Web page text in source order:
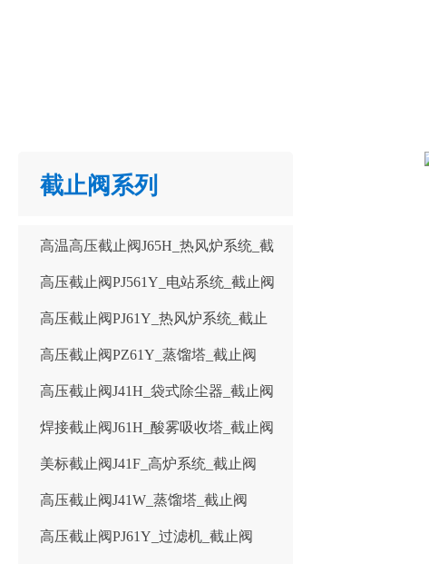
截止阀系列
高温高压截止阀J65H_热风炉系统_截
止阀
高压截止阀PJ561Y_电站系统_截止阀
高压截止阀PJ61Y_热风炉系统_截止
阀
高压截止阀PZ61Y_蒸馏塔_截止阀
高压截止阀J41H_袋式除尘器_截止阀
焊接截止阀J61H_酸雾吸收塔_截止阀
美标截止阀J41F_高炉系统_截止阀
高压截止阀J41W_蒸馏塔_截止阀
高压截止阀PJ61Y_过滤机_截止阀